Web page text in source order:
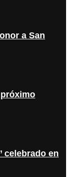
a San
celebrado en